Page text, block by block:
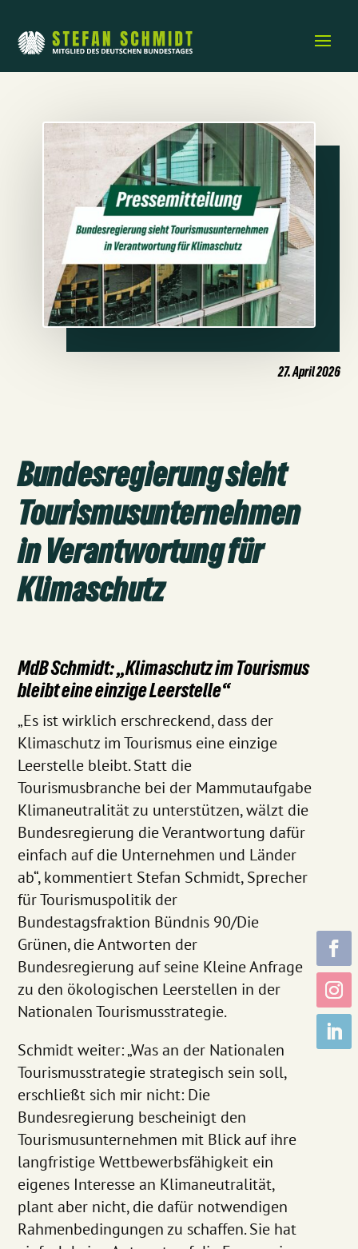
27. April 2026
Bundesregierung sieht
Tourismusunternehmen
in Verantwortung für
Klimaschutz
MdB Schmidt: „Klimaschutz im Tourismus
bleibt eine einzige Leerstelle“
„Es ist wirklich erschreckend, dass der
Klimaschutz im Tourismus eine einzige
Leerstelle bleibt. Statt die
Tourismusbranche bei der Mammutaufgabe
Klimaneutralität zu unterstützen, wälzt die
Bundesregierung die Verantwortung dafür
einfach auf die Unternehmen und Länder
ab“, kommentiert Stefan Schmidt, Sprecher
für Tourismuspolitik der
Bundestagsfraktion Bündnis 90/Die
Grünen, die Antworten der
Bundesregierung auf seine Kleine Anfrage
zu den ökologischen Leerstellen in der
Nationalen Tourismusstrategie.
Schmidt weiter: „Was an der Nationalen
Tourismusstrategie strategisch sein soll,
erschließt sich mir nicht: Die
Bundesregierung bescheinigt den
Tourismusunternehmen mit Blick auf ihre
langfristige Wettbewerbsfähigkeit ein
eigenes Interesse an Klimaneutralität,
plant aber nicht, die dafür notwendigen
Rahmenbedingungen zu schaffen. Sie hat